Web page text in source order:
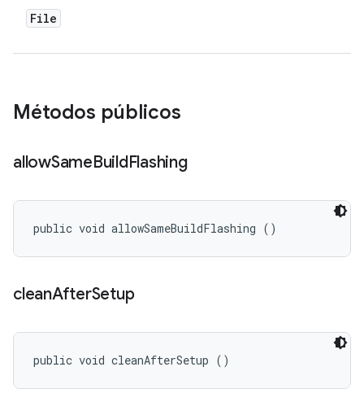
File
Métodos públicos
allowSameBuildFlashing
public void allowSameBuildFlashing ()
cleanAfterSetup
public void cleanAfterSetup ()